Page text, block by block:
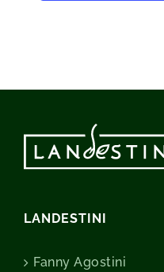
LANDESTINI
Fanny Agostini